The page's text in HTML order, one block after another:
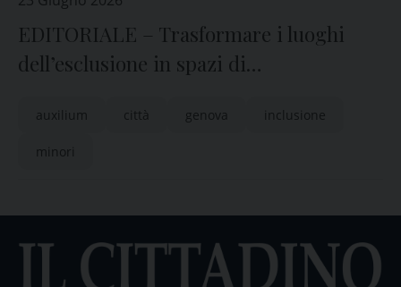
EDITORIALE – Trasformare i luoghi
dell’esclusione in spazi di
auxilium città genova inclusione
minori